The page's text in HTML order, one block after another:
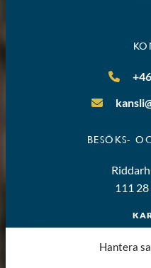
Hantera
BESÖKS-
111